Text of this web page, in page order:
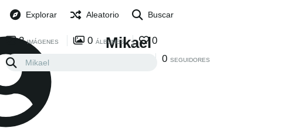
Explorar Aleatorio Buscar
Mikael
0 SEGUIDORES
2 IMÁGENES 0 ÁLBUMES 0